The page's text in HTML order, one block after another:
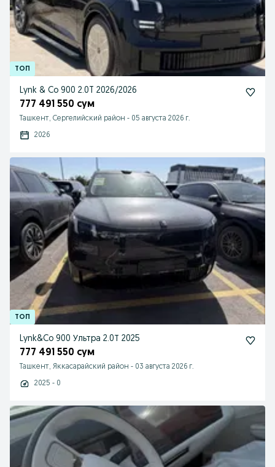
Lynk & Co 900 2.0T 2026/2026
777 491 550 сум
Ташкент, Сергелийский район - 05 августа 2026 г.
2026
Lynk&Co 900 Ультра 2.0Т 2025
777 491 550 сум
Ташкент, Яккасарайский район - 03 августа 2026 г.
2025 - 0